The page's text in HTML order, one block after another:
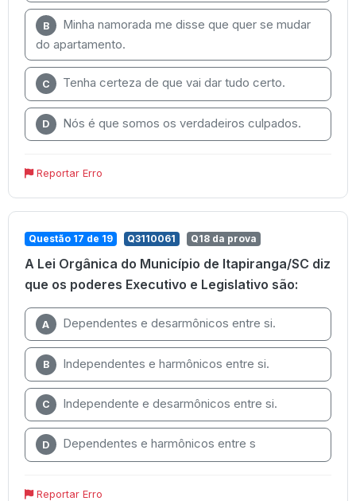
B
Minha namorada me disse que quer se mudar
do apartamento.
C Tenha certeza de que vai dar tudo certo.
D Nós é que somos os verdadeiros culpados.
Reportar Erro
Questão 17 de 19 Q3110061 Q18 da prova
A Lei Orgânica do Município de Itapiranga/SC diz
que os poderes Executivo e Legislativo são:
A Dependentes e desarmônicos entre si.
B Independentes e harmônicos entre si.
C Independente e desarmônicos entre si.
D Dependentes e harmônicos entre s
Reportar Erro